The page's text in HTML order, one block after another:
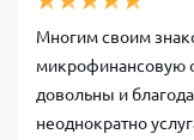
Многим своим
микрофинансовую
довольны и
неоднократно